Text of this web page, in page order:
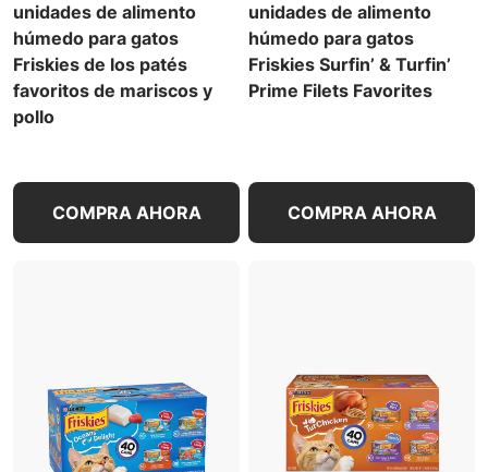
unidades de alimento
húmedo para gatos
Friskies de los patés
favoritos de mariscos y
pollo
COMPRA AHORA
unidades de alimento
húmedo para gatos
Friskies Surfin’ & Turfin’
Prime Filets Favorites
COMPRA AHORA